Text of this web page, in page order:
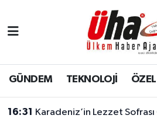
GÜNDEM TEKNOLOJİ
16:31 Karadeniz’in Lezzet
İstanbul Nöbetçi
İstanbul Hava Durumu